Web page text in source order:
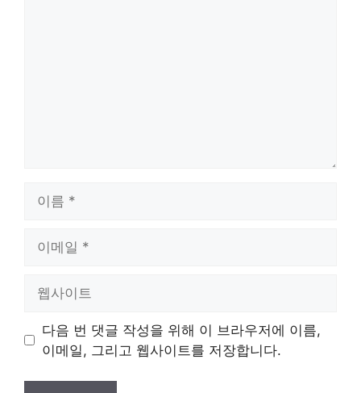
트
다음 번 댓글 작성을 위해 이 브라우저에 이름,
이메일, 그리고 웹사이트를 저장합니다.